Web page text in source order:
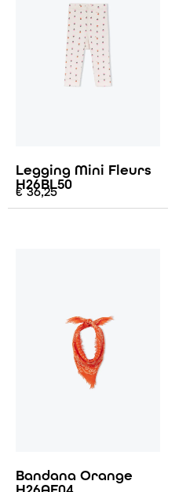
Legging Mini Fleurs
H26BL50
€36,25
Bandana Orange